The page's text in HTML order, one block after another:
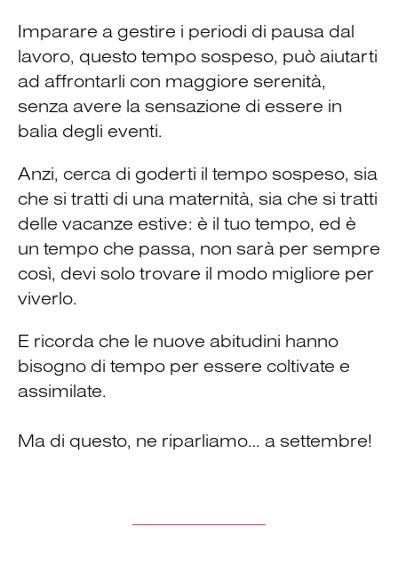
Imparare a gestire i periodi di pausa dal
lavoro, questo tempo sospeso, può aiutarti
ad affrontarli con maggiore serenità,
senza avere la sensazione di essere in
balia degli eventi.
Anzi, cerca di goderti il tempo sospeso, sia
che si tratti di una maternità, sia che si tratti
delle vacanze estive: è il tuo tempo, ed è
un tempo che passa, non sarà per sempre
così, devi solo trovare il modo migliore per
viverlo.
E ricorda che le nuove abitudini hanno
bisogno di tempo per essere coltivate e
assimilate.
Ma di questo, ne riparliamo… a settembre!